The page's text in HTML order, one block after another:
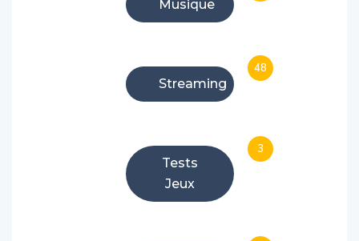
Musique
Streaming
48
Tests
Jeux
3